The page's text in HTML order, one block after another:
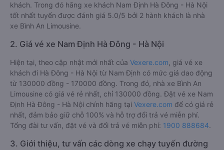
khách. Trong đó hãng xe khách Nam Định Hà Đông - Hà Nội
tốt nhất tuyến được đánh giá 5.0/5 bởi 2 hành khách là nhà
xe Bình An Limousine.
2. Giá vé xe Nam Định Hà Đông - Hà Nội
Hiện tại, theo cập nhật mới nhất của Vexere.com , giá vé xe
khách đi Hà Đông - Hà Nội từ Nam Định có mức giá dao động
từ 130000 đồng - 170000 đồng. Trong đó, nhà xe Bình An
Limousine có giá vé rẻ nhất, chỉ 130000 đồng. Đặt vé xe Nam
Định Hà Đông - Hà Nội chính hãng tại Vexere.com để có giá rẻ
nhất, đảm bảo giữ chỗ 100% và hỗ trợ đổi trả vé miễn phí.
Tổng đài tư vấn, đặt vé và đổi trả vé miễn phí: 1900 888684.
3. Giới thiệu, tư vấn các dòng xe chạy tuyến đường